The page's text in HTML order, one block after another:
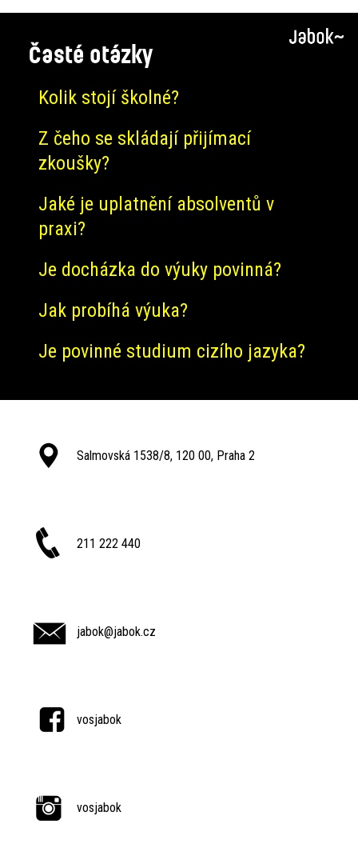
Časté otázky
Kolik stojí školné?
Z čeho se skládají přijímací
zkoušky?
Jaké je uplatnění absolventů v
praxi?
Je docházka do výuky povinná?
Jak probíhá výuka?
Je povinné studium cizího jazyka?
Salmovská 1538/8, 120 00, Praha 2
211 222 440
jabok@jabok.cz
vosjabok
vosjabok